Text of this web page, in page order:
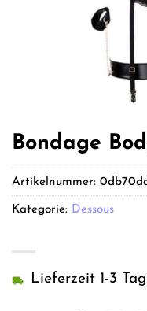
Bondage
Lieferzeit 1-3
Artikelnummer:
Kategorie: Dessous